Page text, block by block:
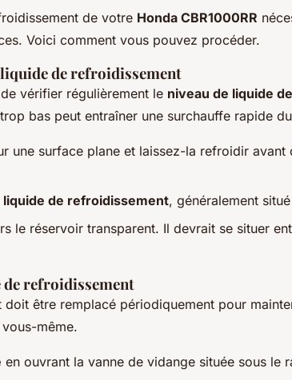
de votre Honda CBR1000RR
Voici comment vous pouvez procéder.
de refroidissement
vérifier régulièrement le niveau de liquide de
bas peut entraîner une surchauffe rapide
une surface plane et laissez-la refroidir avant
de refroidissement, généralement
le réservoir transparent. Il devrait se situer
de refroidissement
être remplacé périodiquement pour
même.
en ouvrant la vanne de vidange située sous le